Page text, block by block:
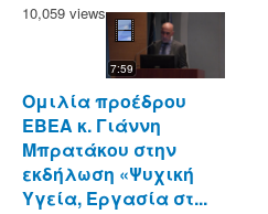
10,059 views
7:59
Ομιλία προέδρου
ΕΒΕΑ κ. Γιάννη
Μπρατάκου στην
εκδήλωση «Ψυχική
Υγεία, Εργασία στ...